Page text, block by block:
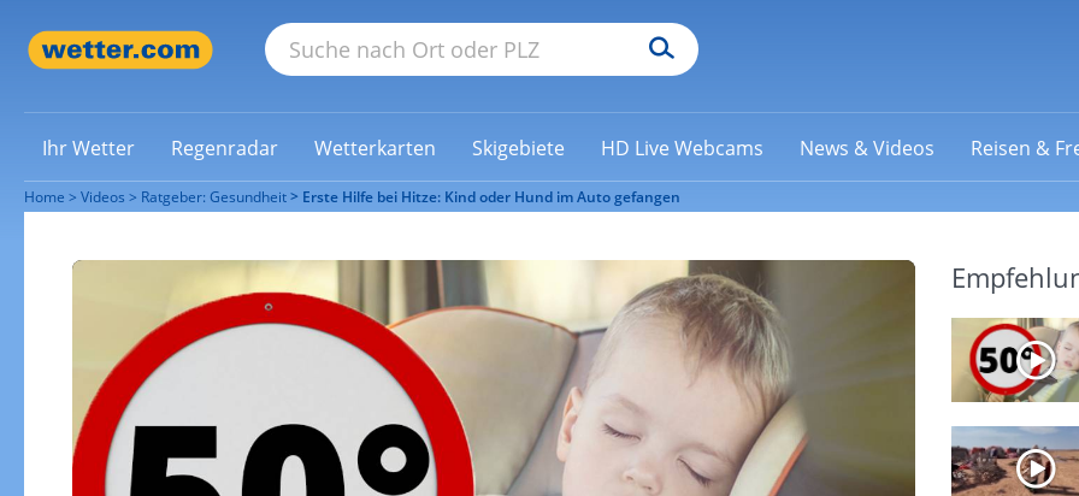
Ihr Wetter Regenradar Wetterkarten Skigebiete HD Live Webcams News & Videos Reisen &
Home Videos Ratgeber: Gesundheit Erste Hilfe bei Hitze: Kind oder Hund im Auto gefangen